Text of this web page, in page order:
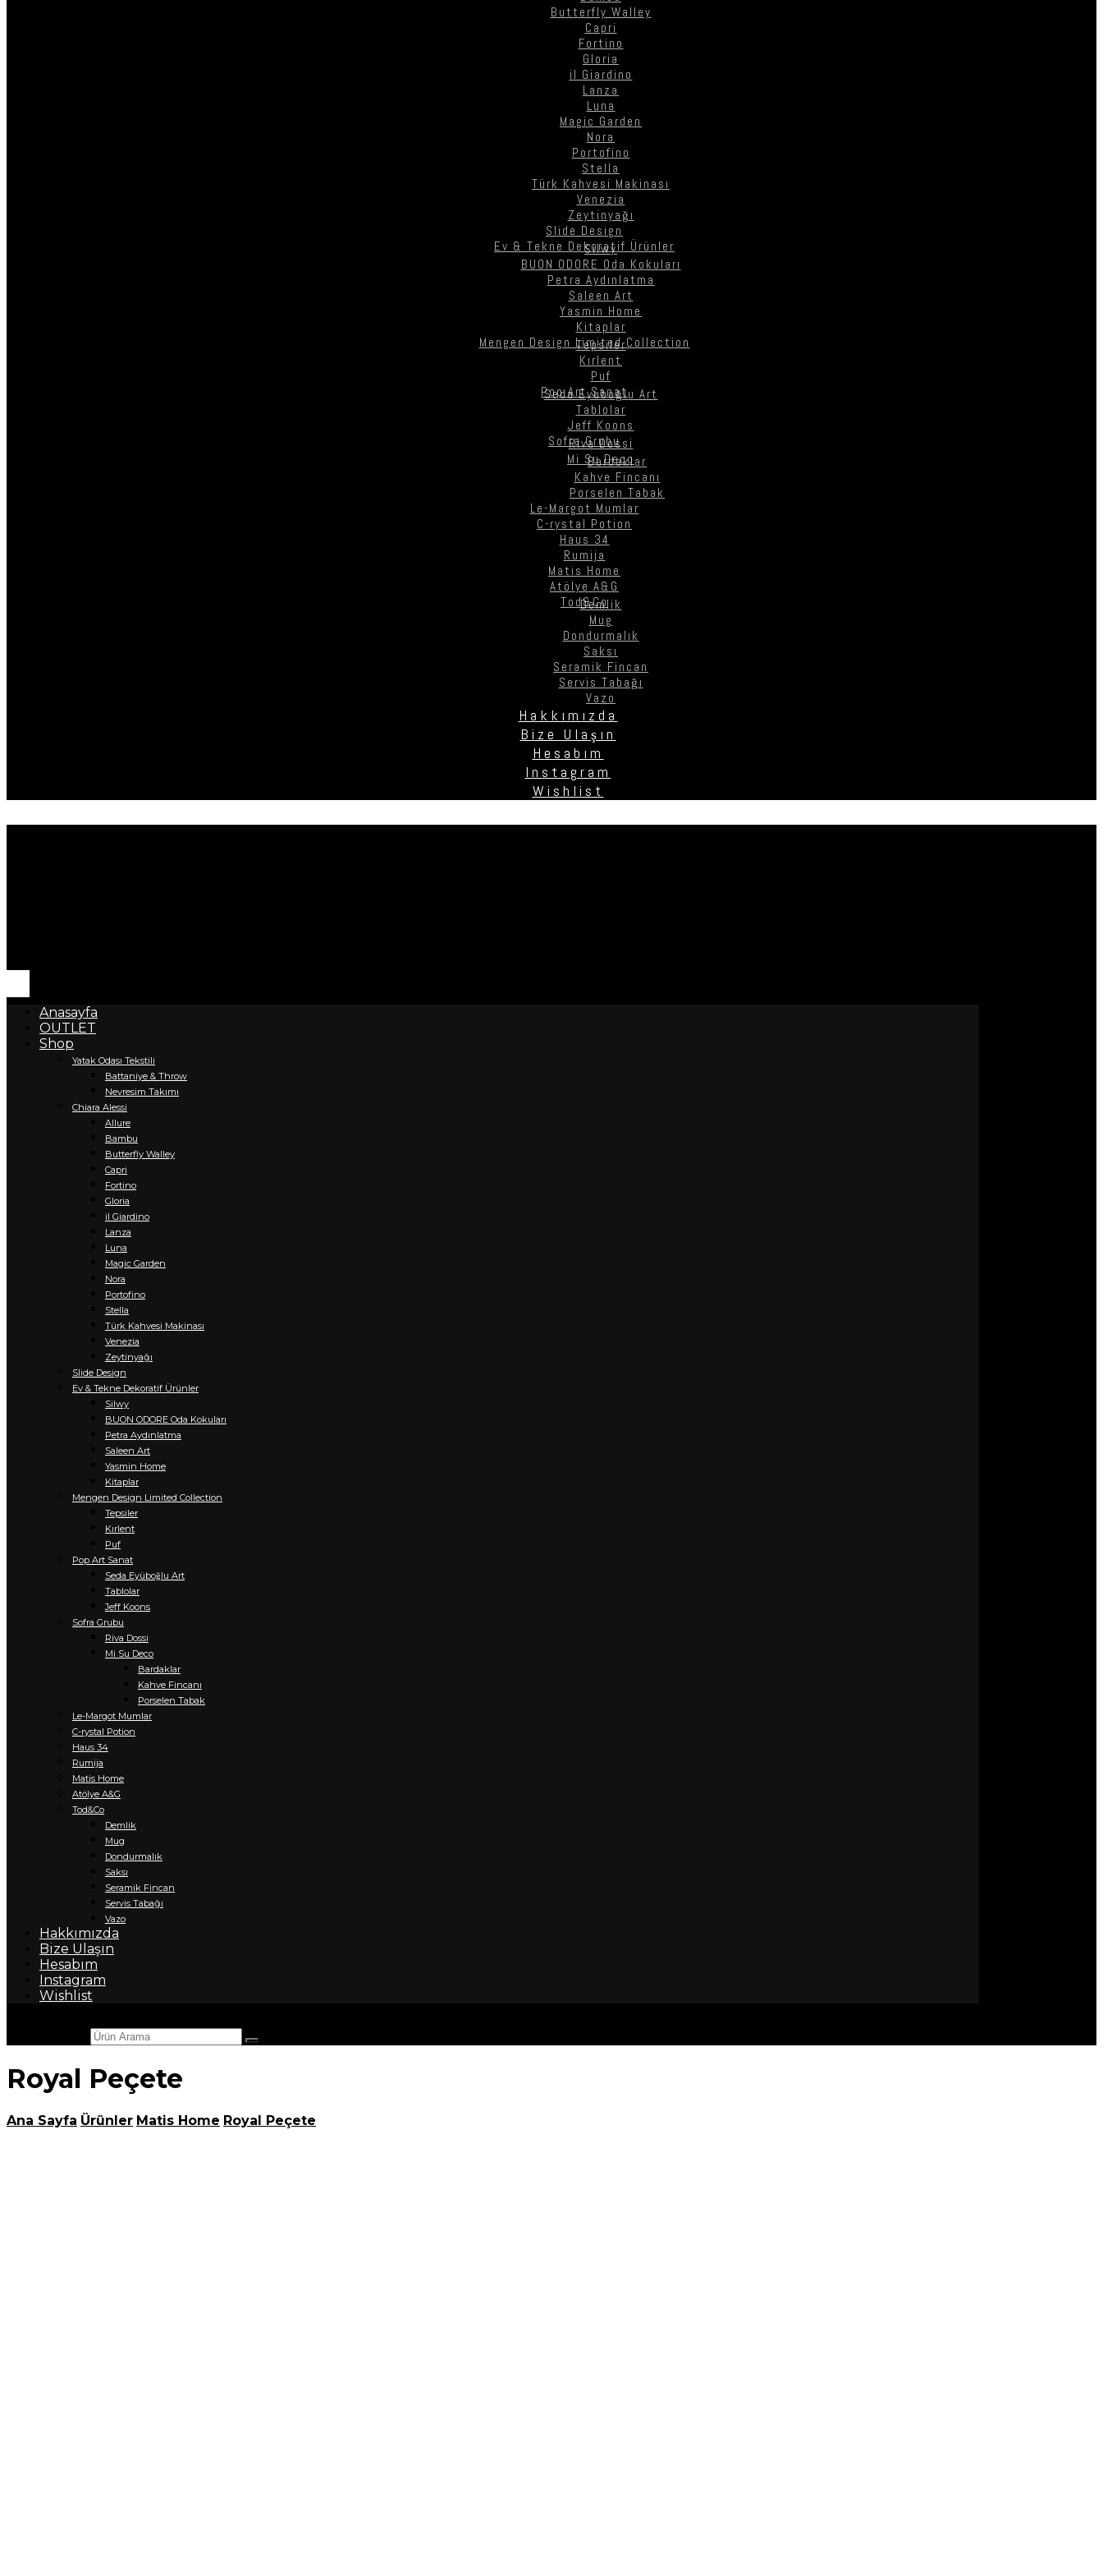
Butterfly Walley
Capri
Fortino
Gloria
il Giardino
Lanza
Luna
Magic Garden
Nora
Portofino
Stella
Türk Kahvesi Makinası
Venezia
Zeytinyağı
Slide Design
Ev & Tekne Dekoratif Ürünler
Silwy
BUON ODORE Oda Kokuları
Petra Aydınlatma
Saleen Art
Yasmin Home
Kitaplar
Mengen Design Limited Collection
Tepsiler
Kırlent
Puf
Pop Art Sanat
Seda Eyüboğlu Art
Tablolar
Jeff Koons
Sofra Grubu
Riva Dossi
Mi Su Deco
Bardaklar
Kahve Fincanı
Porselen Tabak
Le-Margot Mumlar
C-rystal Potion
Haus 34
Rumija
Matis Home
Atölye A&G
Tod&Co
Demlik
Mug
Dondurmalık
Saksı
Seramik Fincan
Servis Tabağı
Vazo
Hakkımızda
Bize Ulaşın
Hesabım
Instagram
Wishlist
Anasayfa
OUTLET
Shop
Yatak Odası Tekstili
Battaniye & Throw
Nevresim Takımı
Chiara Alessi
Allure
Bambu
Butterfly Walley
Capri
Fortino
Gloria
il Giardino
Lanza
Luna
Magic Garden
Nora
Portofino
Stella
Türk Kahvesi Makinası
Venezia
Zeytinyağı
Slide Design
Ev & Tekne Dekoratif Ürünler
Silwy
BUON ODORE Oda Kokuları
Petra Aydınlatma
Saleen Art
Yasmin Home
Kitaplar
Mengen Design Limited Collection
Tepsiler
Kırlent
Puf
Pop Art Sanat
Seda Eyüboğlu Art
Tablolar
Jeff Koons
Sofra Grubu
Riva Dossi
Mi Su Deco
Bardaklar
Kahve Fincanı
Porselen Tabak
Le-Margot Mumlar
C-rystal Potion
Haus 34
Rumija
Matis Home
Atölye A&G
Tod&Co
Demlik
Mug
Dondurmalık
Saksı
Seramik Fincan
Servis Tabağı
Vazo
Hakkımızda
Bize Ulaşın
Hesabım
Instagram
Wishlist
Royal Peçete
Ana Sayfa Ürünler Matis Home Royal Peçete